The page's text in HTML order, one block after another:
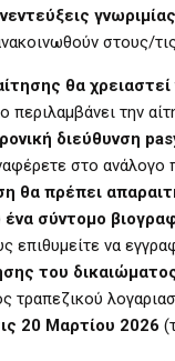
στους/
θα
περιλαμβάνει την
διεύθυνση
στο ανάλογο
θα πρέπει
σύντομο
επιθυμείτε να
του
τραπεζικού
20 Μαρτίου 2026